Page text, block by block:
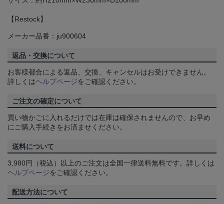
【Restock】
メーカー品番：ju900604
返品・交換について
お客様都合による返品、交換、キャンセルはお受けできません。
詳しくはヘルプページをご確認ください。
ご注文の確定について
買い物かごに入れるだけでは在庫は確保されませんので、お早め
にご購入手続きをお済ませください。
送料について
3,980円（税込）以上のご注文は全国一律送料無料です。詳しくは
ヘルプページをご確認ください。
配送方法について